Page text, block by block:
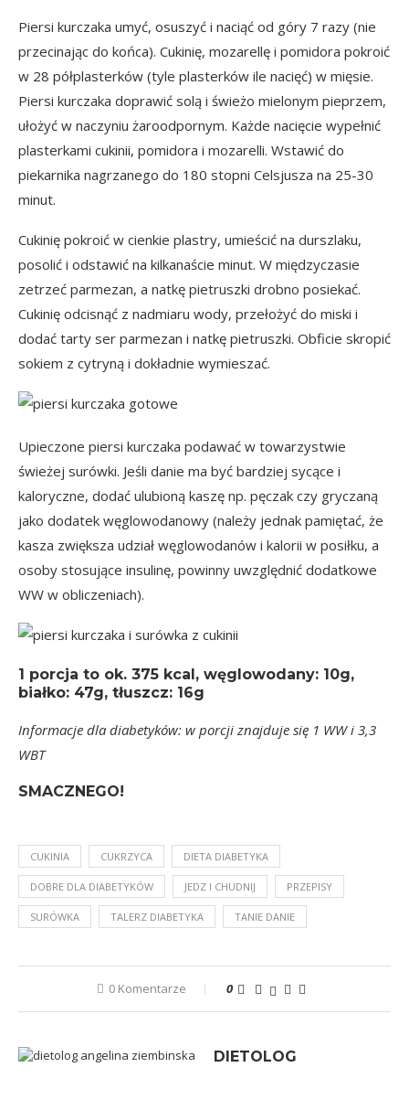
Piersi kurczaka umyć, osuszyć i naciąć od góry 7 razy (nie
przecinając do końca). Cukinię, mozarellę i pomidora pokroić
w 28 półplasterków (tyle plasterków ile nacięć) w mięsie.
Piersi kurczaka doprawić solą i świeżo mielonym pieprzem,
ułożyć w naczyniu żaroodpornym. Każde nacięcie wypełnić
plasterkami cukinii, pomidora i mozarelli. Wstawić do
piekarnika nagrzanego do 180 stopni Celsjusza na 25-30
minut.
Cukinię pokroić w cienkie plastry, umieścić na durszlaku,
posolić i odstawić na kilkanaście minut. W międzyczasie
zetrzeć parmezan, a natkę pietruszki drobno posiekać.
Cukinię odcisnąć z nadmiaru wody, przełożyć do miski i
dodać tarty ser parmezan i natkę pietruszki. Obficie skropić
sokiem z cytryną i dokładnie wymieszać.
Upieczone piersi kurczaka podawać w towarzystwie
świeżej surówki. Jeśli danie ma być bardziej sycące i
kaloryczne, dodać ulubioną kaszę np. pęczak czy gryczaną
jako dodatek węglowodanowy (należy jednak pamiętać, że
kasza zwiększa udział węglowodanów i kalorii w posiłku, a
osoby stosujące insulinę, powinny uwzględnić dodatkowe
WW w obliczeniach).
1 porcja to ok. 375 kcal, węglowodany: 10g,
białko: 47g, tłuszcz: 16g
Informacje dla diabetyków: w porcji znajduje się 1 WW i 3,3
WBT
SMACZNEGO!
CUKINIA CUKRZYCA DIETA DIABETYKA
DOBRE DLA DIABETYKÓW JEDZ I CHUDNIJ PRZEPISY
SURÓWKA TALERZ DIABETYKA TANIE DANIE
0 Komentarze 0
DIETOLOG